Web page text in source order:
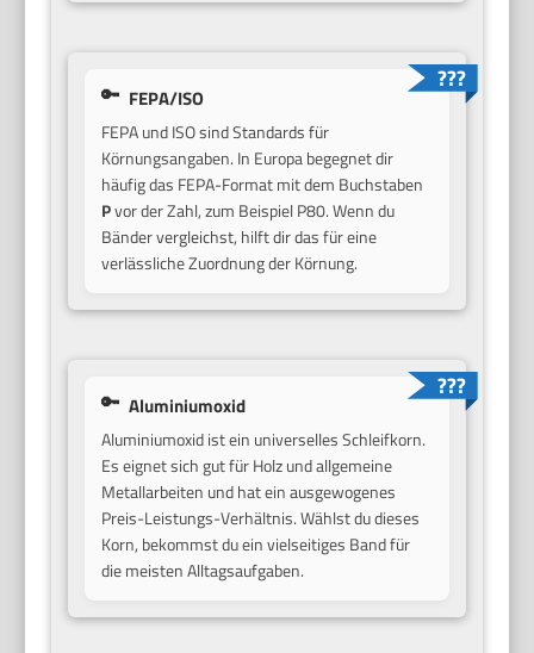
FEPA/ISO
FEPA und ISO sind Standards für
Körnungsangaben. In Europa begegnet dir
häufig das FEPA-Format mit dem Buchstaben
Pvor der Zahl, zum Beispiel P80. Wenn du
Bänder vergleichst, hilft dir das für eine
verlässliche Zuordnung der Körnung.
Aluminiumoxid
Aluminiumoxid ist ein universelles Schleifkorn.
Es eignet sich gut für Holz und allgemeine
Metallarbeiten und hat ein ausgewogenes
Preis-Leistungs-Verhältnis. Wählst du dieses
Korn, bekommst du ein vielseitiges Band für
die meisten Alltagsaufgaben.